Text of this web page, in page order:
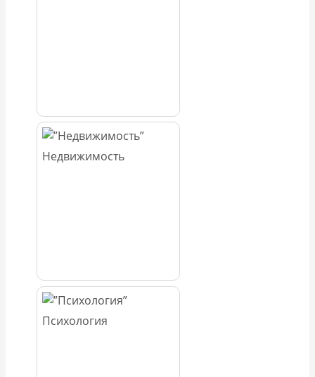
Недвижимость
Психология